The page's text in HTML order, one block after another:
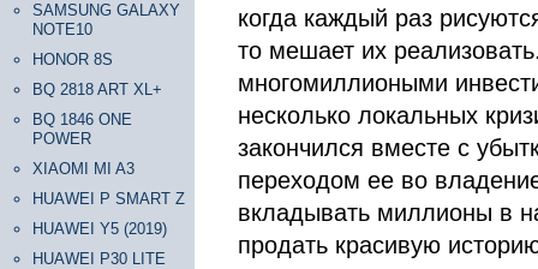
SAMSUNG GALAXY
NOTE10
HONOR 8S
BQ 2818 ART XL+
BQ 1846 ONE
POWER
XIAOMI MI A3
HUAWEI P SMART Z
HUAWEI Y5 (2019)
HUAWEI P30 LITE
когда каждый раз
то мешает их
многомиллиоными
несколько локальных
закончился вместе с
переходом ее во
вкладывать миллионы в
продать красивую